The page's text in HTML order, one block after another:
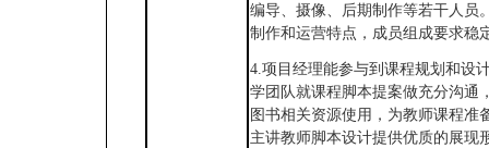
编导、摄像、后期制作等若干人员
制作和运营特点，成员组成要求稳
4.项目经理能参与到课程规划和设
学团队就课程脚本提案做充分沟通
图书相关资源使用，为教师课程准
主讲教师脚本设计提供优质的展现